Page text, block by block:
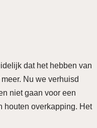
dat het hebben van
Nu we verhuisd
niet gaan voor een
houten overkapping. Het